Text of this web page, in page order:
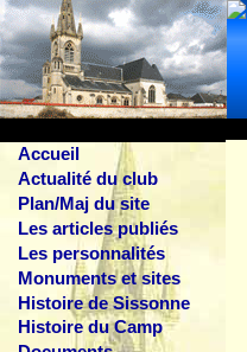
Accueil
Actualité du club
Plan/Maj du site
Les articles publiés
Les personnalités
Monuments et sites
Histoire de Sissonne
Histoire du Camp